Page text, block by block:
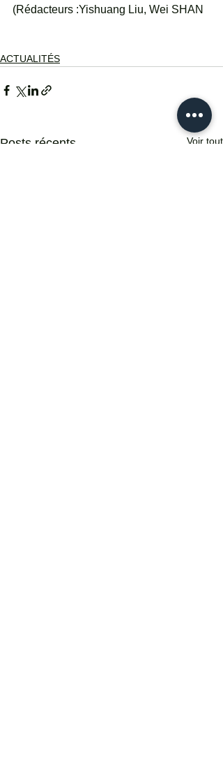
(Rédacteurs :Yishuang Liu, Wei SHAN
ACTUALITÉS
Posts récents Voir tout